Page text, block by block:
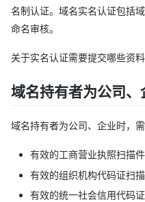
名制认证。域名实名认证包括
命名审核。
关于实名认证需要提交哪些资料
域名持有者为公司、
域名持有者为公司、企业时，
有效的工商营业执照扫描件
有效的组织机构代码证扫
有效的统一社会信用代码